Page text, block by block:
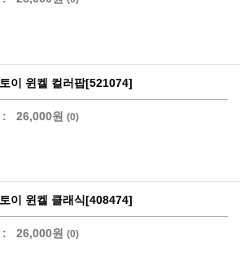
이 윈켈 컬러팝[521074]
: 26,000원 (0)
이 윈켈 클래식[408474]
: 26,000원 (0)